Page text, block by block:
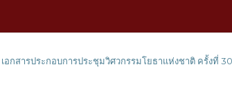
อกสารประกอบการประชุมวิศวกรรมโยธาแห่งชาติ ครั้งที่